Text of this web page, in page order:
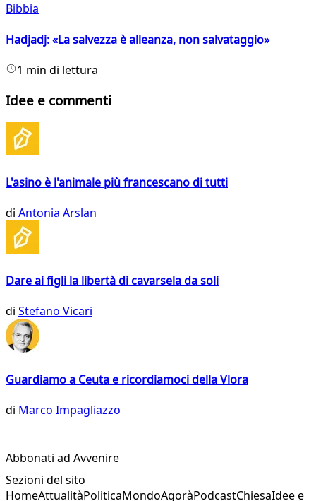
Bibbia
Hadjadj: «La salvezza è alleanza, non salvataggio»
1 min di lettura
Idee e commenti
L'asino è l'animale più francescano di tutti
di Antonia Arslan
Dare ai figli la libertà di cavarsela da soli
di Stefano Vicari
Guardiamo a Ceuta e ricordiamoci della Vlora
di Marco Impagliazzo
Abbonati ad Avvenire
Sezioni del sito
HomeAttualitàPoliticaMondoAgoràPodcastChiesaIdee e